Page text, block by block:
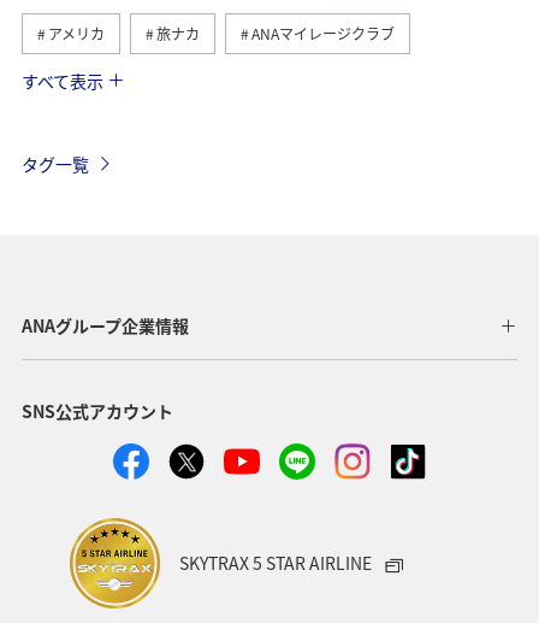
アメリカ 旅ナカ ANAマイレージクラブ
機内
すべて表示
タグ一覧
ANAグループ企業情報
SNS公式アカウント
SKYTRAX 5 STAR AIRLINE